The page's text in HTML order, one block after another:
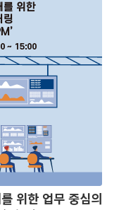
위한 업무 중심의